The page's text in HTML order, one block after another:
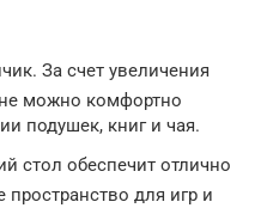
За счет увеличения
можно комфортно
подушек, книг и чая.
стол обеспечит отлично
для игр и